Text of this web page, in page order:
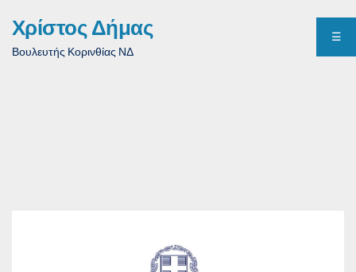
Χρίστος Δήμας
Βουλευτής Κορινθίας ΝΔ
☰